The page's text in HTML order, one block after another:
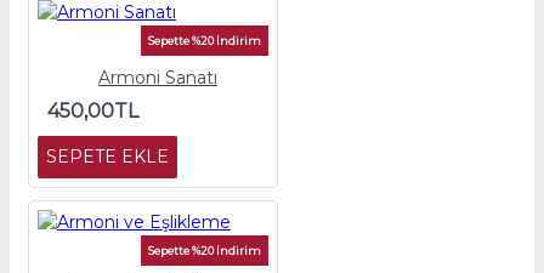
Sepette %20 İndirim
Armoni Sanatı
450,00TL
SEPETE EKLE
Sepette %20 İndirim